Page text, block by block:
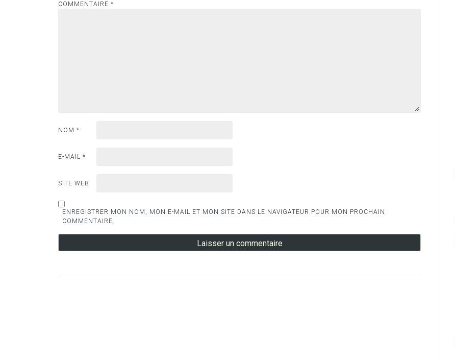
COMMENTAIRE *
NOM *
E-MAIL *
SITE WEB
ENREGISTRER MON NOM, MON E-MAIL ET MON SITE DANS LE NAVIGATEUR POUR MON PROCHAIN
COMMENTAIRE.